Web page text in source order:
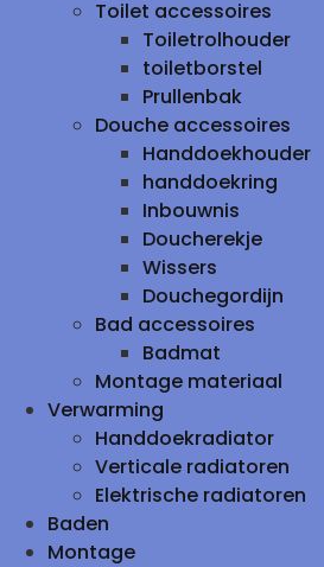
Toilet accessoires
Toiletrolhouder
toiletborstel
Prullenbak
Douche accessoires
Handdoekhouder
handdoekring
Inbouwnis
Doucherekje
Wissers
Douchegordijn
Bad accessoires
Badmat
Montage materiaal
Verwarming
Handdoekradiator
Verticale radiatoren
Elektrische radiatoren
Baden
Montage